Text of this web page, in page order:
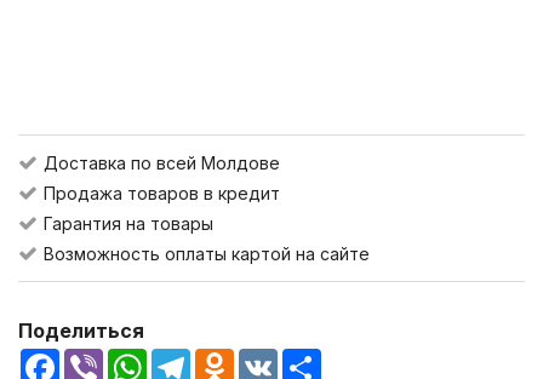
Доставка по всей Молдове
Продажа товаров в кредит
Гарантия на товары
Возможность оплаты картой на сайте
Поделиться
Facebook
Viber WhatsApp
TelegramOdnoklassniki
VK